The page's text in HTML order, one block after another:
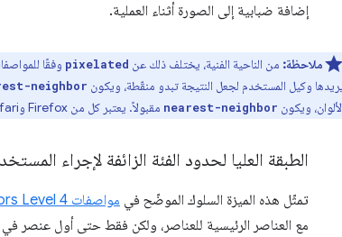
إضافة ضبابية إلى الصورة أثناء العملية.
ملاحظة: من الناحية الفنية، يختلف ذلك عن pixelated وفقًا
وكيل المستخدم لجعل النتيجة تبدو منقّطة، ويكون neighbor
ويكون nearest-neighbor مقبولاً. يعتبر كل من Firefox وSafari كلتَيهما مترادفتَين ويستخدمان
الطبقة العليا لحدود الفئة الزائفة لإجراء
تمثّل هذه الميزة السلوك الموضّح في مواصفات CSS Selectors Level 4